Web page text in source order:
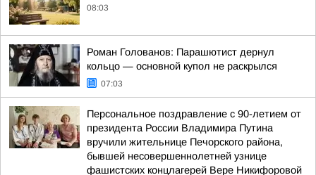
08:03
Роман Голованов: Парашютист дернул
кольцо — основной купол не раскрылся
07:03
Персональное поздравление с 90-летием от
президента России Владимира Путина
вручили жительнице Печорского района,
бывшей несовершеннолетней узнице
фашистских концлагерей Вере Никифоровой